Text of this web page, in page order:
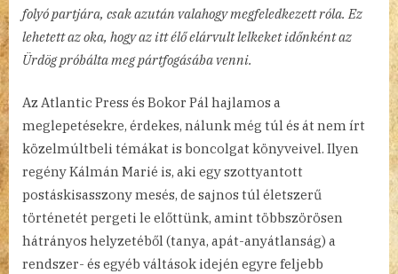
folyó partjára, csak azután valahogy megfeledkezett róla. Ez
lehetett az oka, hogy az itt élő elárvult lelkeket időnként az
Ürdög próbálta meg pártfogásába venni.
Az Atlantic Press és Bokor Pál hajlamos a
meglepetésekre, érdekes, nálunk még túl és át nem írt
közelmúltbeli témákat is boncolgat könyveivel. Ilyen
regény Kálmán Marié is, aki egy szottyantott
postáskisasszony mesés, de sajnos túl életszerű
történetét pergeti le előttünk, amint többszörösen
hátrányos helyzetéből (tanya, apát-anyátlanság) a
rendszer- és egyéb váltások idején egyre feljebb